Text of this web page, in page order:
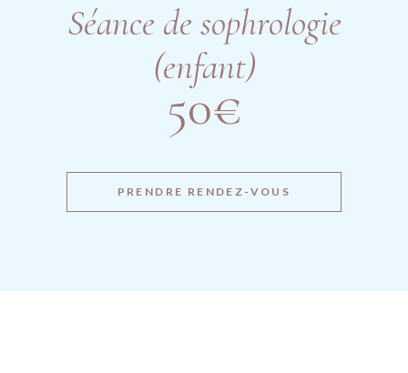
Séance de sophrologie
(enfant)
50€
PRENDRE RENDEZ-VOUS